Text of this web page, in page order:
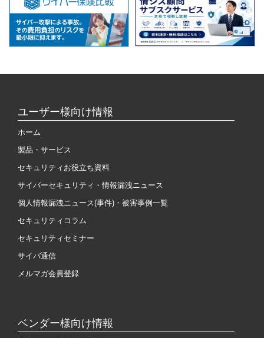
ユーザー様向け情報
ホーム
製品・サービス
セキュリティお役立ち資料
サイバーセキュリティ・情報漏洩ニュース
個人情報漏洩ニュース(事件)・被害事例一覧
セキュリティコラム
セキュリティセミナー
サイバ通信
メルマガ会員登録
ベンダー様向け情報